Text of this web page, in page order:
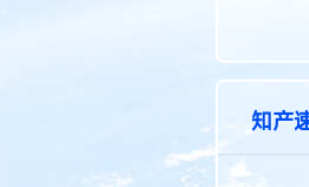
知产